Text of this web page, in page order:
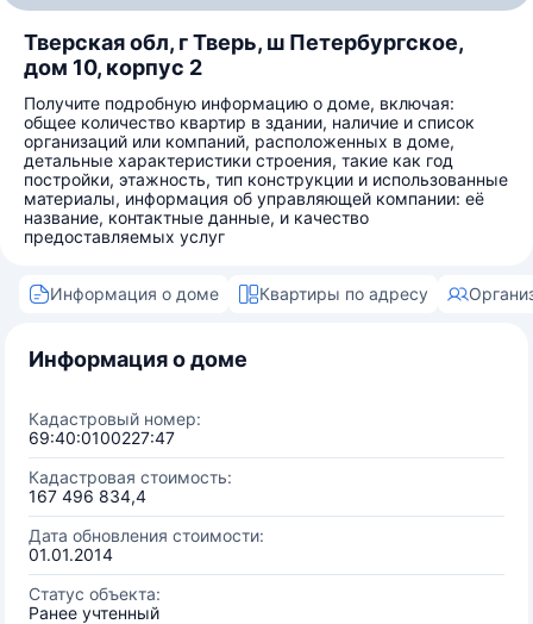
Тверская обл, г Тверь, ш Петербургское,
дом 10, корпус 2
Получите подробную информацию о доме, включая:
общее количество квартир в здании, наличие и список
организаций или компаний, расположенных в доме,
детальные характеристики строения, такие как год
постройки, этажность, тип конструкции и использованные
материалы, информация об управляющей компании: её
название, контактные данные, и качество
предоставляемых услуг
Информация о доме Квартиры по адресу
Информация о доме
Кадастровый номер:
69:40:0100227:47
Кадастровая стоимость:
167 496 834,4
Дата обновления стоимости:
01.01.2014
Статус объекта:
Ранее учтенный